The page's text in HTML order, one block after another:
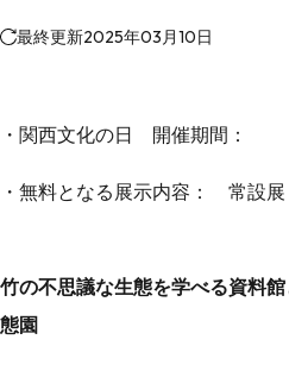
最終更新2025年03月10日
・関西文化の日 開催期間：
・無料となる展示内容： 常設展
竹の不思議な生態を学べる資料
態園